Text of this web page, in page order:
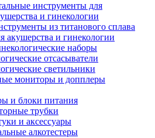
инструменты для
и гинекологии
из титанового сплава
акушерства и гинекологии
наборы
отсасыватели
светильники
мониторы и допплеры
и блоки питания
трубки
и аксессуары
алкотестеры